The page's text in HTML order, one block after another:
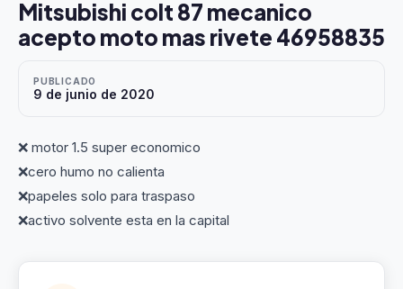
Mitsubishi colt 87 mecanico
acepto moto mas rivete 46958835
PUBLICADO
9 de junio de 2020
❌ motor 1.5 super economico
❌cero humo no calienta
❌papeles solo para traspaso
❌activo solvente esta en la capital